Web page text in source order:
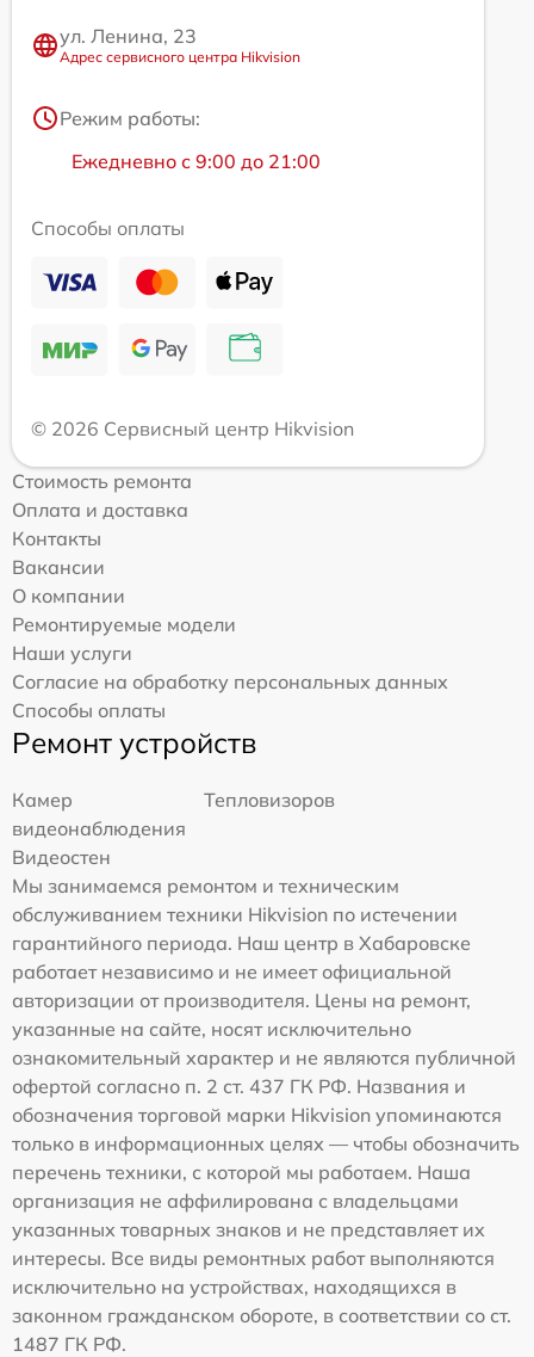
ул. Ленина, 23
Адрес сервисного центра Hikvision
Режим работы:
Ежедневно с 9:00 до 21:00
Способы оплаты
© 2026 Сервисный центр Hikvision
Стоимость ремонта
Оплата и доставка
Контакты
Вакансии
О компании
Ремонтируемые модели
Наши услуги
Согласие на обработку персональных данных
Способы оплаты
Ремонт устройств
Камер
видеонаблюдения
Тепловизоров
Видеостен
Мы занимаемся ремонтом и техническим
обслуживанием техники Hikvision по истечении
гарантийного периода. Наш центр в Хабаровске
работает независимо и не имеет официальной
авторизации от производителя. Цены на ремонт,
указанные на сайте, носят исключительно
ознакомительный характер и не являются публичной
офертой согласно п. 2 ст. 437 ГК РФ. Названия и
обозначения торговой марки Hikvision упоминаются
только в информационных целях — чтобы обозначить
перечень техники, с которой мы работаем. Наша
организация не аффилирована с владельцами
указанных товарных знаков и не представляет их
интересы. Все виды ремонтных работ выполняются
исключительно на устройствах, находящихся в
законном гражданском обороте, в соответствии со ст.
1487 ГК РФ.